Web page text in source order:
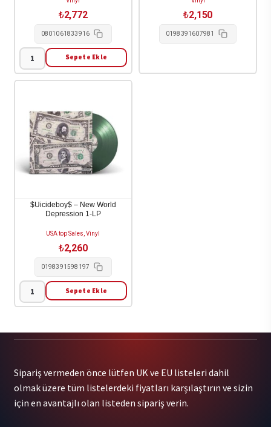
₺2,772
0801061833916
!!!
(Chk
Chk)
Let
Be
(Indie
Sepete Ekle
₺2,150
0198391607981
$Uicideboy$ – New World
Depression 1-LP
USA top Sales, Vinyl
₺2,260
0198391598197
$Uicideboy$
1-
LP
adet
Sepete Ekle
Sipariş vermeden önce lütfen UK ve EU listeleri dahil
olmak üzere tüm listelerdeki fiyatları karşılaştırın ve sizin
için en avantajlı olan listeden sipariş verin.